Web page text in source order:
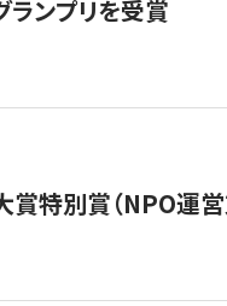
ンプリを受賞
特別賞（NPO運